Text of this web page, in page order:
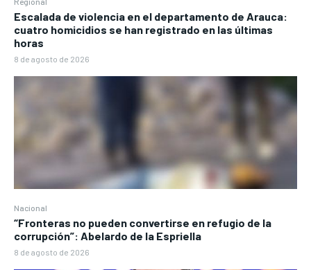
Escalada de violencia en el departamento de Arauca:
cuatro homicidios se han registrado en las últimas
horas
8 de agosto de 2026
Nacional
“Fronteras no pueden convertirse en refugio de la
corrupción”: Abelardo de la Espriella
8 de agosto de 2026